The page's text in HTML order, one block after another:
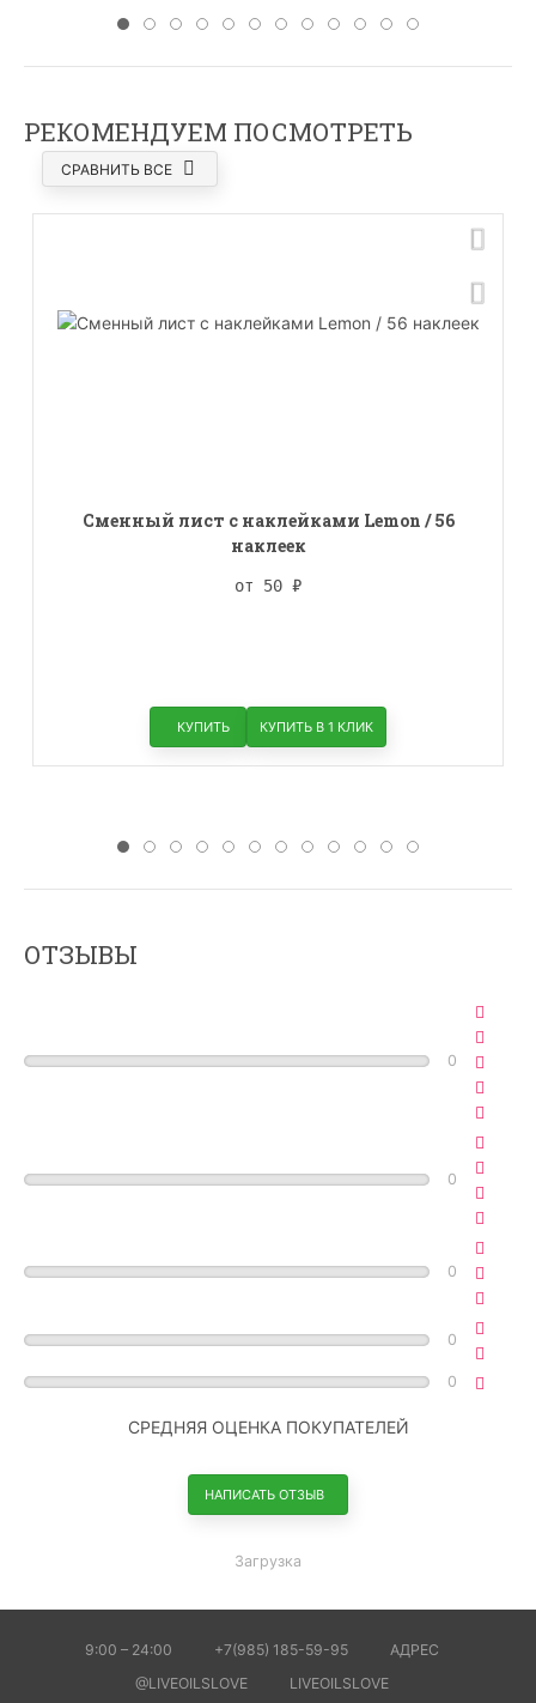
РЕКОМЕНДУЕМ ПОСМОТРЕТЬ
СРАВНИТЬ ВСЕ
Сменный лист с наклейками Lemon / 56
наклеек
от 50 ₽
КУПИТЬ КУПИТЬ В 1 КЛИК
ОТЗЫВЫ
0
0
0
0
0
СРЕДНЯЯ ОЦЕНКА ПОКУПАТЕЛЕЙ
НАПИСАТЬ ОТЗЫВ
Загрузка
9:00 – 24:00 +7(985) 185-59-95
АДРЕС
@LIVEOILSLOVE
LIVEOILSLOVE